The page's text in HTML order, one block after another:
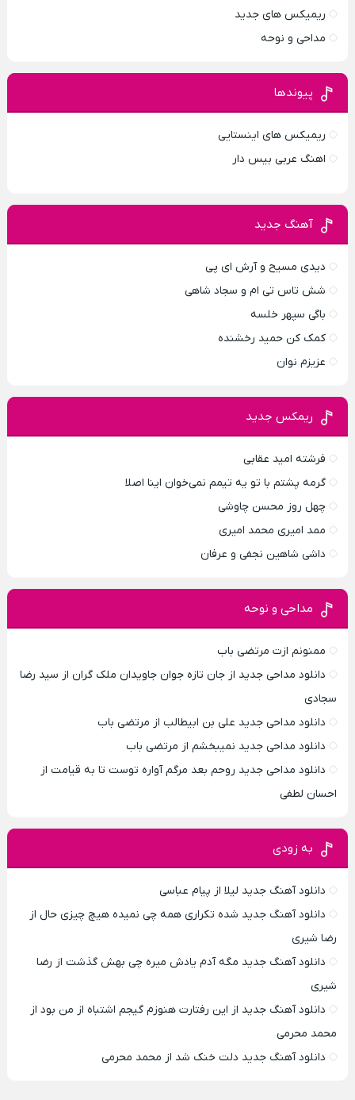
ریمیکس های جدید
مداحی و نوحه
پیوندها
ریمیکس های اینستایی
اهنگ عربی بیس دار
آهنگ جدید
دیدی مسیح و آرش ای پی
شش تاس تی ام و سجاد شاهی
باگی سپهر خلسه
کمک کن حمید رخشنده
عزیزم نوان
ریمکس جدید
فرشته امید عقابی
گرمه پشتم با تو یه تیمم نمی‌خوان اینا اصلا
چهل روز محسن چاوشی
ممد امیری محمد امیری
داشی شاهین نجفی و عرفان
مداحی و نوحه
ممنونم ازت مرتضی باب
دانلود مداحی جدید از جان تازه جوان جاویدان ملک گران از سید رضا
سجادی
دانلود مداحی جدید علی بن ابیطالب از مرتضی باب
دانلود مداحی جدید نمیبخشم از مرتضی باب
دانلود مداحی جدید روحم بعد مرگم آواره توست تا به قیامت از
احسان لطفی
به زودی
دانلود آهنگ جدید لیلا از پیام عباسی
دانلود آهنگ جدید شده تکراری همه چی نمیده هیچ چیزی حال از
رضا شیری
دانلود آهنگ جدید مگه آدم یادش میره چی بهش گذشت از رضا
شیری
دانلود آهنگ جدید از این رفتارت هنوزم گیجم اشتباه از من بود از
محمد محرمی
دانلود آهنگ جدید دلت خنک شد از محمد محرمی